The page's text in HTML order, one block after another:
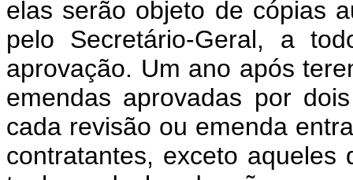
elas serão objeto de cópias
pelo Secretário-Geral, a
aprovação. Um ano após
emendas aprovadas por
cada revisão ou emenda
contratantes, exceto